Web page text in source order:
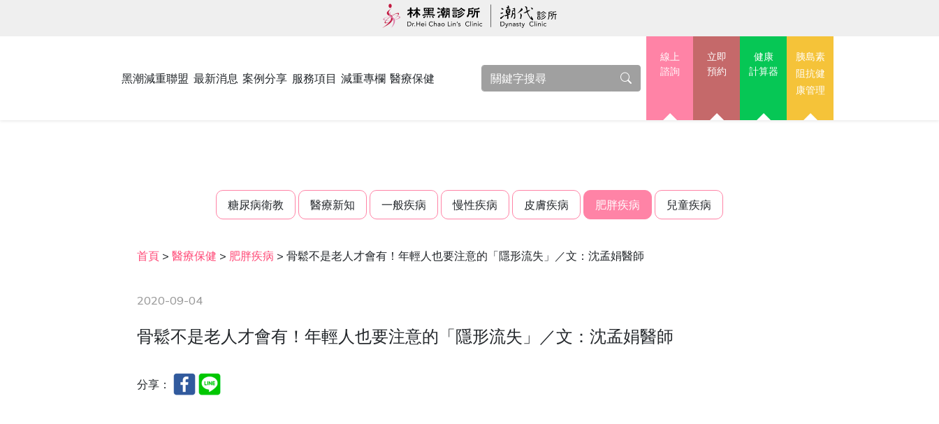
黑潮減重聯盟 最新消息 案例分享 服務項目 減重專欄 醫療保健
線上
諮詢
立即
預約
健康
計算器
胰島素
阻抗健
康管理
糖尿病衛教 醫療新知 一般疾病 慢性疾病 皮膚疾病 肥胖疾病 兒童疾病
首頁 >醫療保健 > 肥胖疾病 >骨鬆不是老人才會有！年輕人也要注意的「隱形流失」／文：沈孟娟醫師
2020-09-04
骨鬆不是老人才會有！年輕人也要注意的「隱形流失」／文：沈孟娟醫師
分享：